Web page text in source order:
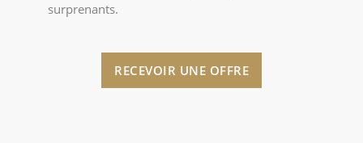
surprenants.
RECEVOIR UNE OFFRE